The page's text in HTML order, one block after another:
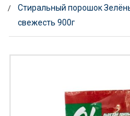
Стиральный порошок
свежесть 900г